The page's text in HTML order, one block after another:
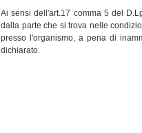
Ai sensi dell'art.17 comma 5 del
dalla parte che si trova nelle
presso l'organismo, a pena di
dichiarato.